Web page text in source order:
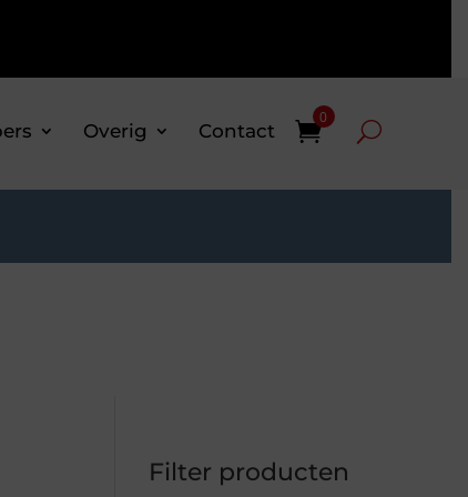
Overig Contact
0
Filter producten